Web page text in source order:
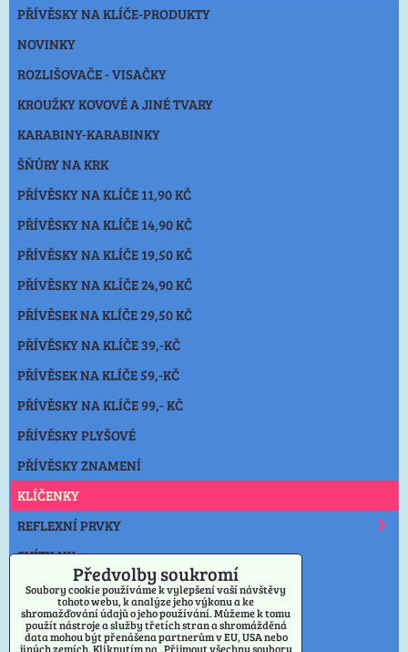
PŘÍVĚSKY NA KLÍČE-PRODUKTY
NOVINKY
ROZLIŠOVAČE - VISAČKY
KROUŽKY KOVOVÉ A JINÉ TVARY
KARABINY-KARABINKY
ŠŇŮRY NA KRK
PŘÍVĚSKY NA KLÍČE 11,90 KČ
PŘÍVĚSKY NA KLÍČE 14,90 KČ
PŘÍVĚSKY NA KLÍČE 19,50 KČ
PŘÍVĚSKY NA KLÍČE 24,90 KČ
PŘÍVĚSEK NA KLÍČE 29,50 KČ
PŘÍVĚSKY NA KLÍČE 39,-KČ
PŘÍVĚSEK NA KLÍČE 59,-KČ
PŘÍVĚSKY NA KLÍČE 99,- KČ
PŘÍVĚSKY PLYŠOVÉ
PŘÍVĚSKY ZNAMENÍ
KLÍČENKY
REFLEXNÍ PRVKY
SVÍTILNY
NOŽE
OSTATNÍ
VÝPRODEJ PŘÍVĚSKY
Předvolby soukromí
Soubory cookie používáme k vylepšení vaší návštěvy
tohoto webu, k analýze jeho výkonu a ke
shromažďování údajů o jeho používání. Můžeme k tomu
použít nástroje a služby třetích stran a shromážděná
data mohou být přenášena partnerům v EU, USA nebo
jiných zemích. Kliknutím na „Přijmout všechny soubory